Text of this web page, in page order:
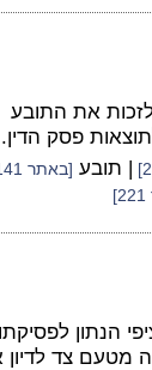
את התובע
פסק הדין.
| תובע [באתר 141]
הנתון
מטעם צד לדיון